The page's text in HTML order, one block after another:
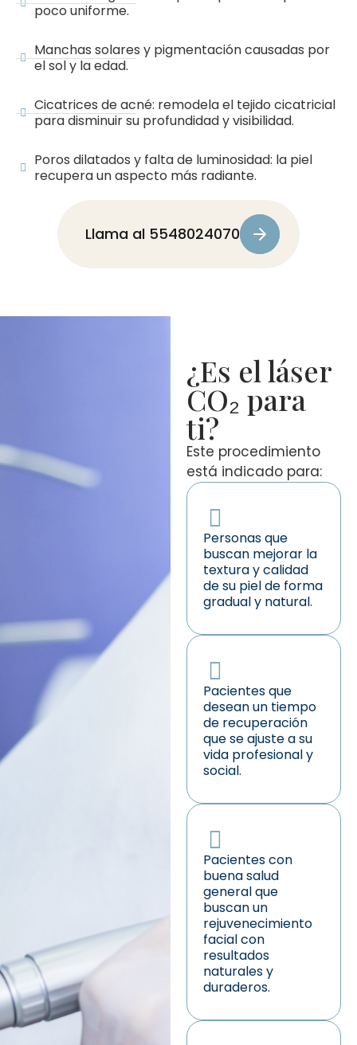
poco uniforme.
Manchas solares y pigmentación causadas por
el sol y la edad.
Cicatrices de acné: remodela el tejido cicatricial
para disminuir su profundidad y visibilidad.
Poros dilatados y falta de luminosidad: la piel
recupera un aspecto más radiante.
Llama al 5548024070
¿Es el láser
CO₂ para
ti?
Este procedimiento
está indicado para:
Personas que
buscan mejorar la
textura y calidad
de su piel de forma
gradual y natural.
Pacientes que
desean un tiempo
de recuperación
que se ajuste a su
vida profesional y
social.
Pacientes con
buena salud
general que
buscan un
rejuvenecimiento
facial con
resultados
naturales y
duraderos.